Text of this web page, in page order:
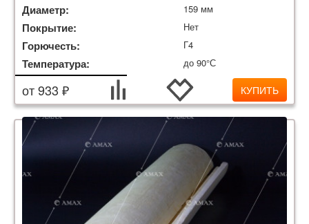
Диаметр: 159 мм
Покрытие: Нет
Горючесть: Г4
Температура: до 90°С
от 933 ₽ КУПИТЬ